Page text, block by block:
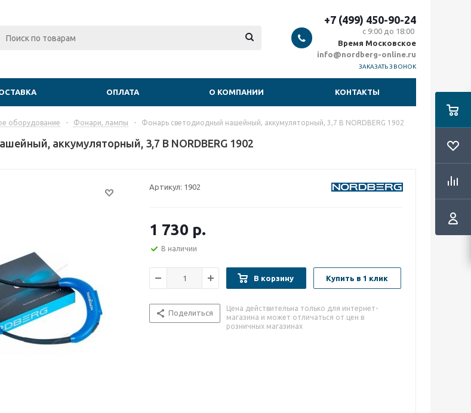
+7 (499) 450-90-24
с 9:00 до 18:00
Время Московское
info@nordberg-online.ru
ЗАКАЗАТЬ ЗВОНОК
ОПЛАТА О КОМПАНИИ КОНТАКТЫ
оборудование - Фонари, лампы - Фонарь светодиодный нашейный, аккумуляторный, 3,7 В NORDBERG 1902
аккумуляторный, 3,7 В NORDBERG 1902
Артикул: 1902
1 730 р.
В наличии
В корзину Купить в 1 клик
Поделиться
Цена действительна только для интернет-
магазина и может отличаться от цен в
розничных магазинах